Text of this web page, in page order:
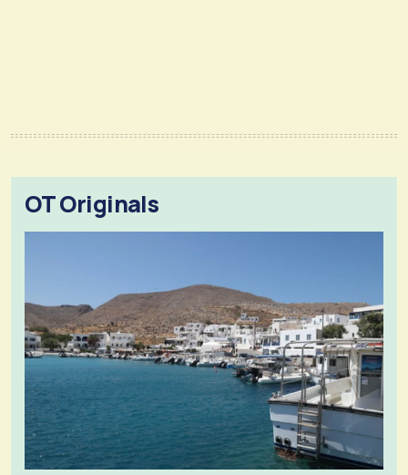
OT Originals